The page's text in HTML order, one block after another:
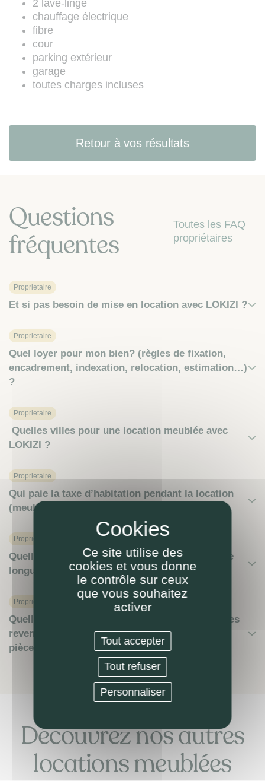
2 lave-linge
chauffage électrique
fibre
cour
parking extérieur
garage
toutes charges incluses
Retour à vos résultats
Questions
fréquentes
Toutes les FAQ
propriétaires
Proprietaire
Et si pas besoin de mise en location avec LOKIZI ?
Proprietaire
Quel loyer pour mon bien? (règles de fixation,
encadrement, indexation, relocation, estimation…)
?
Proprietaire
Quelles villes pour une location meublée avec
LOKIZI ?
Proprietaire
Qui paie la taxe d’habitation pendant la location
(meublée) ?
Proprietaire
Quelles spécificités du bail de location meublée
longue durée ?
Proprietaire
Quelle simulation fiscale sur l’imposition de mes
revenus locatifs en meublé (marche à suivre,
pièces à fournir, etc) ?
Découvrez nos autres
locations meublées
Ce site utilise des
cookies et vous donne
le contrôle sur ceux
que vous souhaitez
activer
Tout accepter
Tout refuser
Personnaliser